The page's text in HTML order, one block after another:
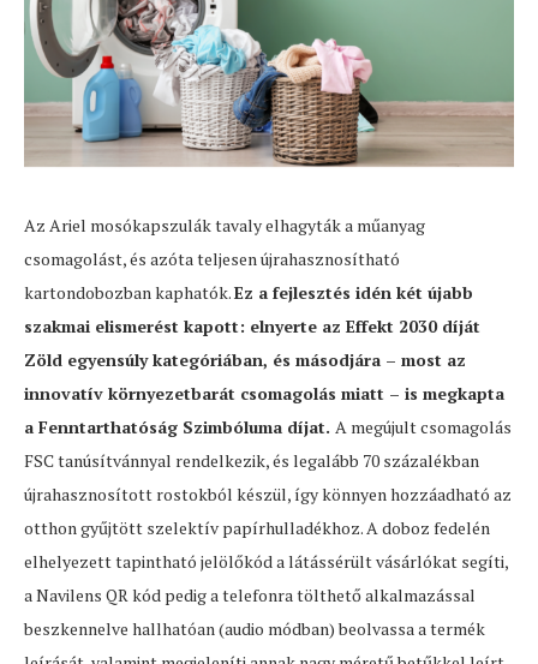
Az Ariel mosókapszulák tavaly elhagyták a műanyag
csomagolást, és azóta teljesen újrahasznosítható
kartondobozban kaphatók.Ez a fejlesztés idén két újabb
szakmai elismerést kapott: elnyerte az Effekt 2030 díját
Zöld egyensúly kategóriában, és másodjára – most az
innovatív környezetbarát csomagolás miatt – is megkapta
a Fenntarthatóság Szimbóluma díjat. A megújult csomagolás
FSC tanúsítvánnyal rendelkezik, és legalább 70 százalékban
újrahasznosított rostokból készül, így könnyen hozzáadható az
otthon gyűjtött szelektív papírhulladékhoz. A doboz fedelén
elhelyezett tapintható jelölőkód a látássérült vásárlókat segíti,
a Navilens QR kód pedig a telefonra tölthető alkalmazással
beszkennelve hallhatóan (audio módban) beolvassa a termék